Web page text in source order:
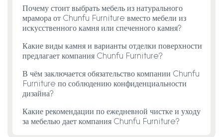
Почему стоит выбрать мебель из натурального
мрамора от Chunfu Furniture вместо мебели из
искусственного камня или спеченного камня?
Какие виды камня и варианты отделки поверхности
предлагает компания Chunfu Furniture?
В чём заключается обязательство компании Chunfu
Furniture по соблюдению конфиденциальности
дизайна?
Какие рекомендации по ежедневной чистке и уходу
за мебелью дает компания Chunfu Furniture?